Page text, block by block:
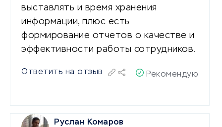
выставлять и время хранения
информации, плюс есть
формирование отчетов о качестве и
эффективности работы сотрудников.
Ответить на отзыв Рекомендую
Руслан Комаров